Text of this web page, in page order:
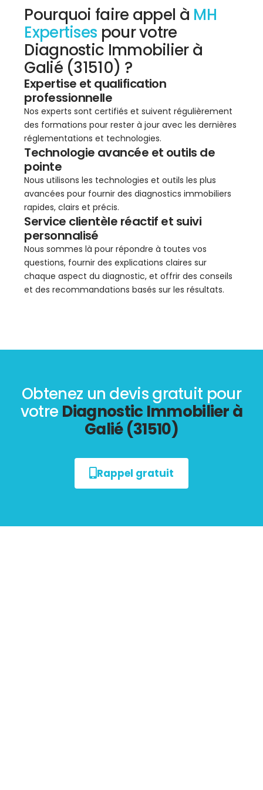
Pourquoi faire appel à MH
Expertises pour votre
Diagnostic Immobilier à
Galié (31510) ?
Expertise et qualification
professionnelle
Nos experts sont certifiés et suivent régulièrement
des formations pour rester à jour avec les dernières
réglementations et technologies.
Technologie avancée et outils de
pointe
Nous utilisons les technologies et outils les plus
avancées pour fournir des diagnostics immobiliers
rapides, clairs et précis.
Service clientèle réactif et suivi
personnalisé
Nous sommes là pour répondre à toutes vos
questions, fournir des explications claires sur
chaque aspect du diagnostic, et offrir des conseils
et des recommandations basés sur les résultats.
Obtenez un devis gratuit pour
votre Diagnostic Immobilier à
Galié (31510)
Rappel gratuit